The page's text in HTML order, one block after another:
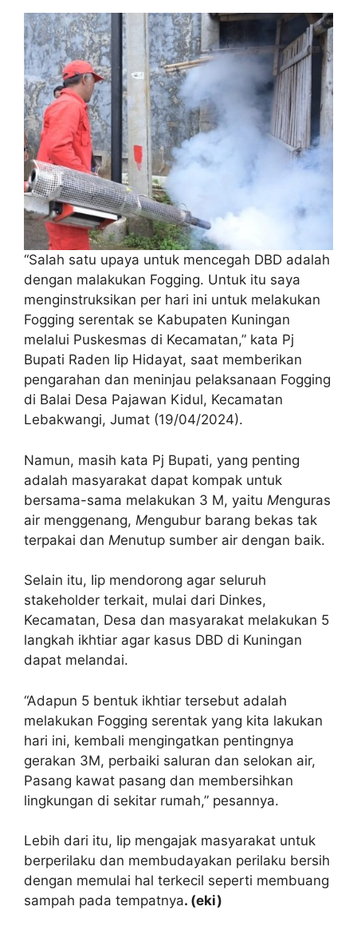
“Salah satu upaya untuk mencegah DBD adalah
dengan malakukan Fogging. Untuk itu saya
menginstruksikan per hari ini untuk melakukan
Fogging serentak se Kabupaten Kuningan
melalui Puskesmas di Kecamatan,” kata Pj
Bupati Raden Iip Hidayat, saat memberikan
pengarahan dan meninjau pelaksanaan Fogging
di Balai Desa Pajawan Kidul, Kecamatan
Lebakwangi, Jumat (19/04/2024).
Namun, masih kata Pj Bupati, yang penting
adalah masyarakat dapat kompak untuk
bersama-sama melakukan 3 M, yaitu Menguras
air menggenang, Mengubur barang bekas tak
terpakai dan Menutup sumber air dengan baik.
Selain itu, Iip mendorong agar seluruh
stakeholder terkait, mulai dari Dinkes,
Kecamatan, Desa dan masyarakat melakukan 5
langkah ikhtiar agar kasus DBD di Kuningan
dapat melandai.
“Adapun 5 bentuk ikhtiar tersebut adalah
melakukan Fogging serentak yang kita lakukan
hari ini, kembali mengingatkan pentingnya
gerakan 3M, perbaiki saluran dan selokan air,
Pasang kawat pasang dan membersihkan
lingkungan di sekitar rumah,” pesannya.
Lebih dari itu, Iip mengajak masyarakat untuk
berperilaku dan membudayakan perilaku bersih
dengan memulai hal terkecil seperti membuang
sampah pada tempatnya. (eki)